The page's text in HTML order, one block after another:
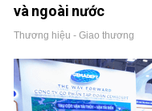
và ngoài nước
Thương hiệu - Giao thương